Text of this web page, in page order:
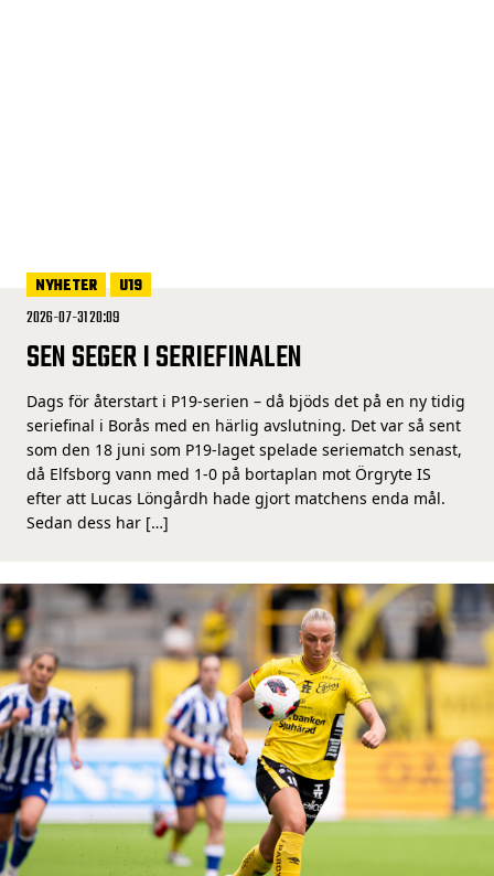
NYHETER U19
2026-07-31 20:09
SEN SEGER I SERIEFINALEN
Dags för återstart i P19-serien – då bjöds det på en ny tidig
seriefinal i Borås med en härlig avslutning. Det var så sent
som den 18 juni som P19-laget spelade seriematch senast,
då Elfsborg vann med 1-0 på bortaplan mot Örgryte IS
efter att Lucas Löngårdh hade gjort matchens enda mål.
Sedan dess har […]